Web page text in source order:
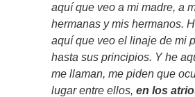
aquí que veo a mi madre, a
hermanas y mis hermanos.
aquí que veo el linaje de mi
hasta sus principios. Y he
me llaman, me piden que
lugar entre ellos, en los